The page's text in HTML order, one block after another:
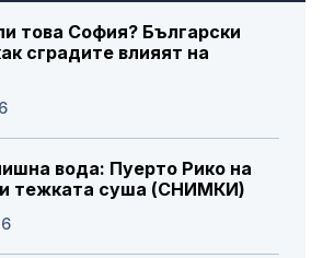
това София? Български
сградите влияят на
вода: Пуерто Рико на
тежката суша (СНИМКИ)